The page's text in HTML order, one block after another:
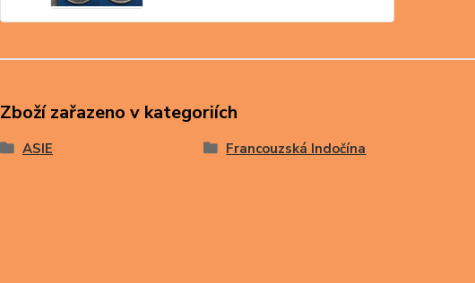
Zboží zařazeno v kategoriích
ASIE Francouzská Indočína